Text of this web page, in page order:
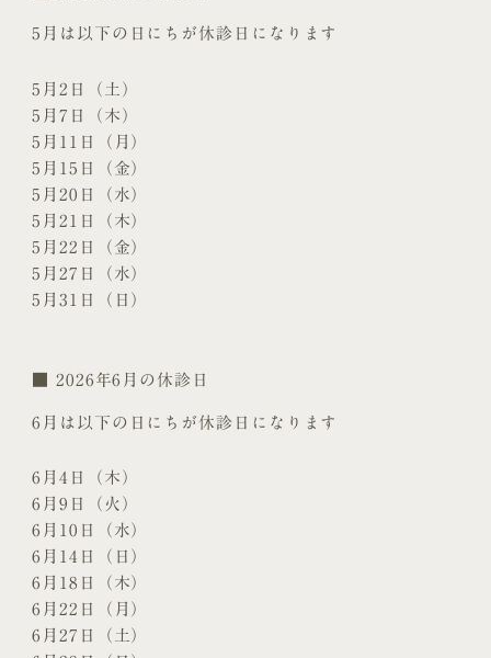
5月は以下の日にちが休診日になります
5月2日（土）
5月7日（木）
5月11日（月）
5月15日（金）
5月20日（水）
5月21日（木）
5月22日（金）
5月27日（水）
5月31日（日）
■ 2026年6月の休診日
6月は以下の日にちが休診日になります
6月4日（木）
6月9日（火）
6月10日（水）
6月14日（日）
6月18日（木）
6月22日（月）
6月27日（土）